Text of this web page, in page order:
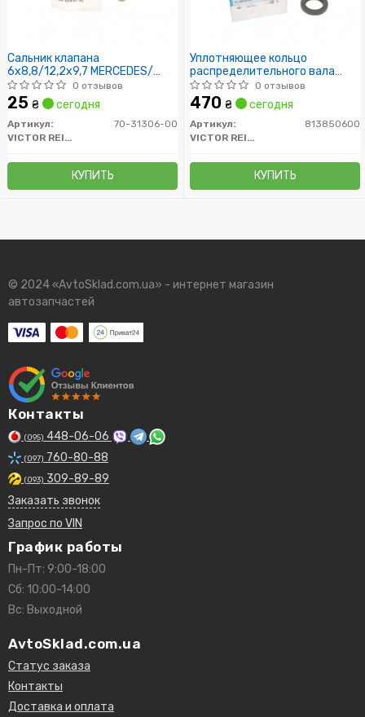
Сальник клапана
6x8,8/12,2x9,7 MERCEDES/
OPEL/ AUDI
0 отзывов
25 ₴ сегодня
Артикул:
70-31306-00
VICTOR REINZ
КУПИТЬ
Уплотняющее кольцо
распределительного вала
28X42X6 RENA0 отзывов
470 ₴ сегодня
Артикул:
813850600
VICTOR REINZ
КУПИТЬ
© 2024 «AvtoSklad.com.ua» - интернет магазин
автозапчастей
Контакты
(095) 448-06-06
(097) 760-80-88
(093) 309-89-89
Заказать звонок
Запрос по VIN
График работы
Пн-Пт: 9:00-18:00
Сб: 10:00-14:00
Вс: Выходной
AvtoSklad.com.ua
Статус заказа
Контакты
Доставка и оплата